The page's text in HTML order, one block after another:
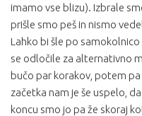
imamo vse blizu). Izbrale
prišle smo peš in nismo
Lahko bi šle po
se odločile za alternativno
bučo par korakov, potem
začetka nam je še uspelo,
koncu smo jo pa že skoraj